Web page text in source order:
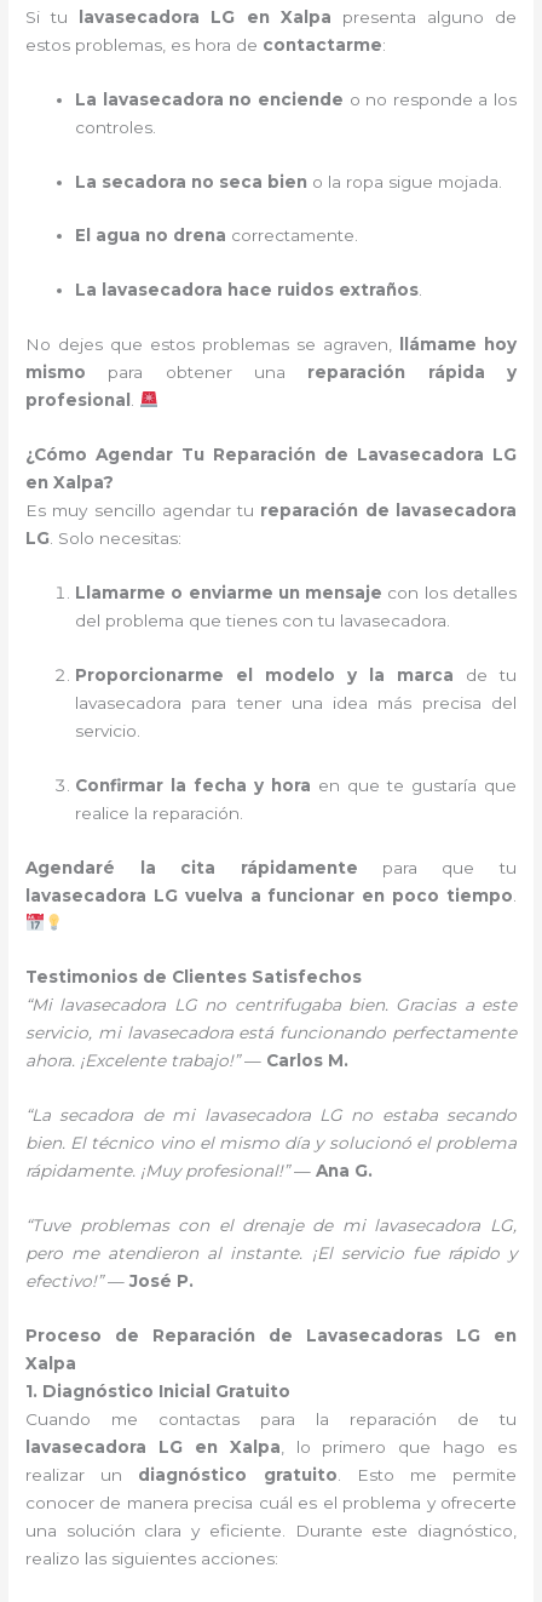
Si tu
lavasecadora LG en Xalpa presenta alguno de
estos problemas, es hora de contactarme:
La lavasecadora no enciende o no responde a los
controles.
La secadora no seca bien o la ropa sigue mojada.
El agua no drena correctamente.
La lavasecadora hace ruidos extraños.
No dejes que estos problemas se agraven,
llámame hoy
mismo para obtener una reparación rápida y
profesional
¿Cómo Agendar Tu Reparación de Lavasecadora LG
en Xalpa?
Es muy sencillo agendar tu reparación de lavasecadora
LG . Solo necesitas:
Llamarme o enviarme un mensaje con los detalles
del problema que tienes con tu lavasecadora.
Proporcionarme el modelo y la marca de tu
lavasecadora para tener una idea más precisa del
servicio.
Confirmar la fecha y hora en que te gustaría que
realice la reparación.
Agendaré la cita rápidamente para que tu
lavasecadora LG vuelva a funcionar en poco tiempo
Testimonios de Clientes Satisfechos
“Mi lavasecadora LG no centrifugaba bien. Gracias a este
servicio, mi lavasecadora está funcionando perfectamente
ahora. ¡Excelente trabajo!”— Carlos M.
“La secadora de mi lavasecadora LG no estaba secando
bien. El técnico vino el mismo día y solucionó el problema
rápidamente. ¡Muy profesional!”—Ana G.
“Tuve problemas con el drenaje de mi lavasecadora LG,
pero me atendieron al instante. ¡El servicio fue rápido y
efectivo!”—José P.
Proceso de Reparación de Lavasecadoras LG en
Xalpa
1. Diagnóstico Inicial Gratuito
Cuando me contactas para la reparación de tu
lavasecadora LG en Xalpa , lo primero que hago es
realizar un diagnóstico gratuito . Esto me permite
conocer de manera precisa cuál es el problema y ofrecerte
una solución clara y eficiente. Durante este diagnóstico,
realizo las siguientes acciones: